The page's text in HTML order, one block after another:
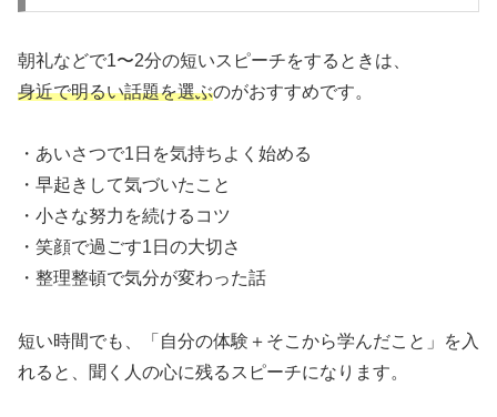
朝礼などで1〜2分の短いスピーチをするときは、
身近で明るい話題を選ぶのがおすすめです。
・あいさつで1日を気持ちよく始める
・早起きして気づいたこと
・小さな努力を続けるコツ
・笑顔で過ごす1日の大切さ
・整理整頓で気分が変わった話
短い時間でも、「自分の体験＋そこから学んだこと」を入
れると、聞く人の心に残るスピーチになります。